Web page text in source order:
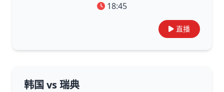
18:45
直播
韩国 vs 瑞典